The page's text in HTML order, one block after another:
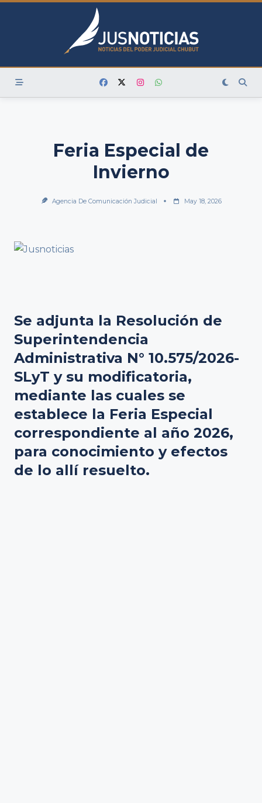
Skip
Feria Especial de
Invierno
Agencia De Comunicación Judicial May 18, 2026
Se adjunta la Resolución de
Superintendencia
Administrativa N° 10.575/2026-
SLyT y su modificatoria,
mediante las cuales se
establece la Feria Especial
correspondiente al año 2026,
para conocimiento y efectos
de lo allí resuelto.